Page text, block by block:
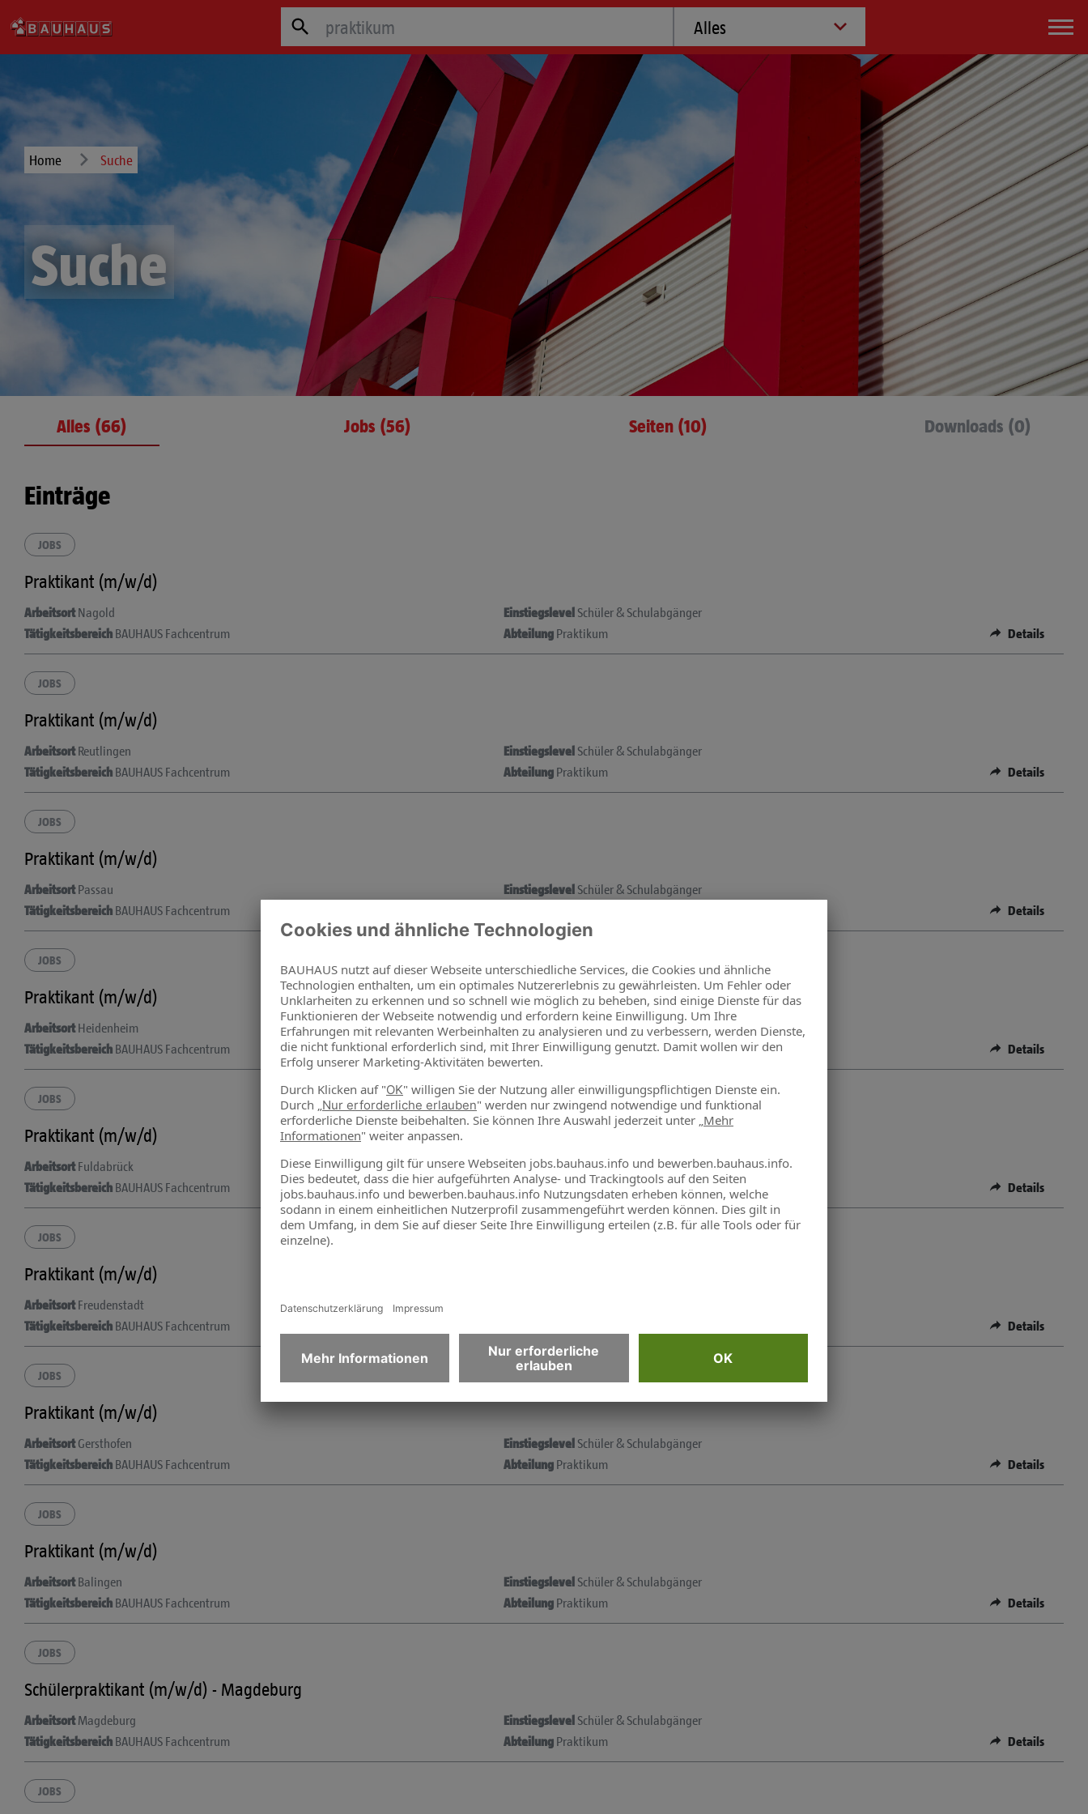
Zum Hauptinhalt springen Suchfeld Suche nach Kategorie:
Home Suche
Suche
Alles (66) Jobs (56) Seiten (10) Downloads (0)
Einträge
JOBS
Praktikant (m/w/d)
ArbeitsortNagold
Tätigkeitsbereich BAUHAUS Fachcentrum
Einstiegslevel Schüler & Schulabgänger
Abteilung Praktikum Details
JOBS
Praktikant (m/w/d)
ArbeitsortReutlingen
Tätigkeitsbereich BAUHAUS Fachcentrum
Einstiegslevel Schüler & Schulabgänger
Abteilung Praktikum Details
JOBS
Praktikant (m/w/d)
ArbeitsortPassau
Tätigkeitsbereich BAUHAUS Fachcentrum
Einstiegslevel Schüler & Schulabgänger
Details
JOBS
Praktikant (m/w/d)
ArbeitsortHeidenheim
Tätigkeitsbereich BAUHAUS Fachcentrum
EinstiegslevelSchüler & Schulabgänger
AbteilungPraktikum Details
JOBS
Praktikant (m/w/d)
ArbeitsortFuldabrück
Tätigkeitsbereich BAUHAUS Fachcentrum
EinstiegslevelSchüler & Schulabgänger
AbteilungPraktikum Details
JOBS
Praktikant (m/w/d)
ArbeitsortFreudenstadt
Tätigkeitsbereich BAUHAUS Fachcentrum Details
JOBS
Praktikant (m/w/d)
ArbeitsortGersthofen
Tätigkeitsbereich BAUHAUS Fachcentrum
Einstiegslevel Schüler & Schulabgänger
Abteilung Praktikum Details
JOBS
Praktikant (m/w/d)
ArbeitsortBalingen
Tätigkeitsbereich BAUHAUS Fachcentrum
Einstiegslevel Schüler & Schulabgänger
Abteilung Praktikum Details
JOBS
Schülerpraktikant (m/w/d) - Magdeburg
ArbeitsortMagdeburg
Tätigkeitsbereich BAUHAUS Fachcentrum
Einstiegslevel Schüler & Schulabgänger
Abteilung Praktikum Details
JOBS